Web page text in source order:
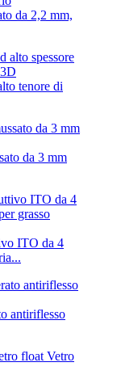
da 2,2 mm,
tenore di
da 3 mm
ITO da 4
antiriflesso